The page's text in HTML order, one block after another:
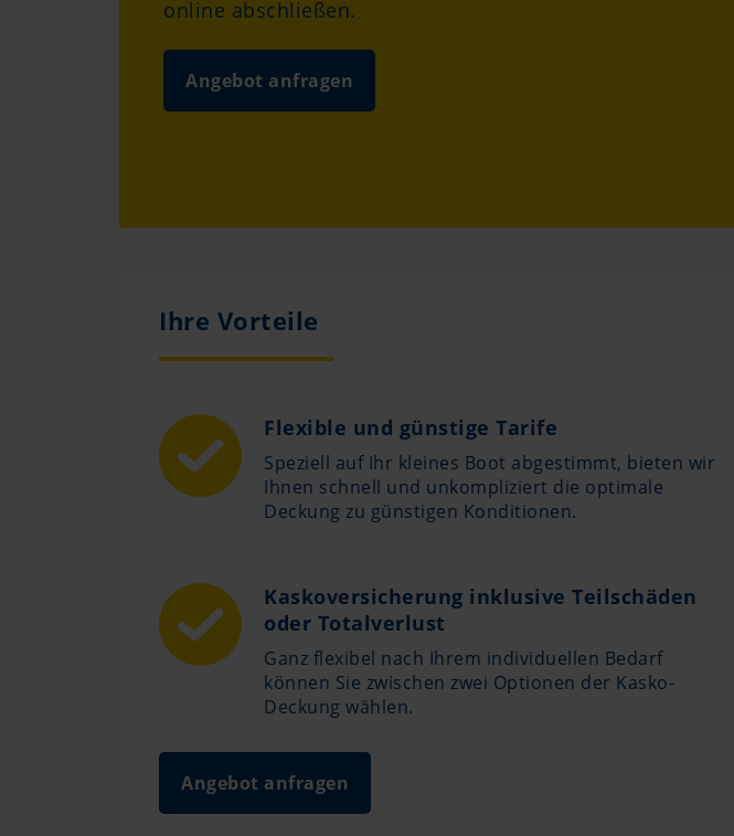
online abschließen.
Angebot anfragen
Ihre Vorteile
Flexible und günstige Tarife
Speziell auf Ihr kleines Boot abgestimmt, bieten wir
Ihnen schnell und unkompliziert die optimale
Deckung zu günstigen Konditionen.
Kaskoversicherung inklusive Teilschäden
oder Totalverlust
Ganz flexibel nach Ihrem individuellen Bedarf
können Sie zwischen zwei Optionen der Kasko-
Deckung wählen.
Angebot anfragen